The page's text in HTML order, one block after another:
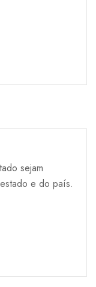
sejam
e do país.